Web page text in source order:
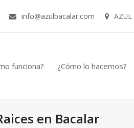
info@azulbacalar.com
funciona? ¿Cómo lo hacemos?
en Bacalar